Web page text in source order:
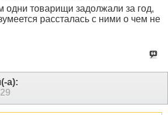
одни товарищи задолжали за год,
рассталась с ними о чем не
а):